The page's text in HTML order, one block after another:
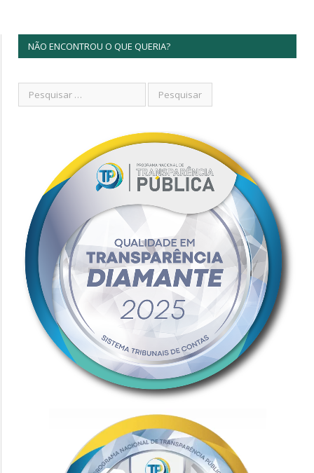
NÃO ENCONTROU O QUE QUERIA?